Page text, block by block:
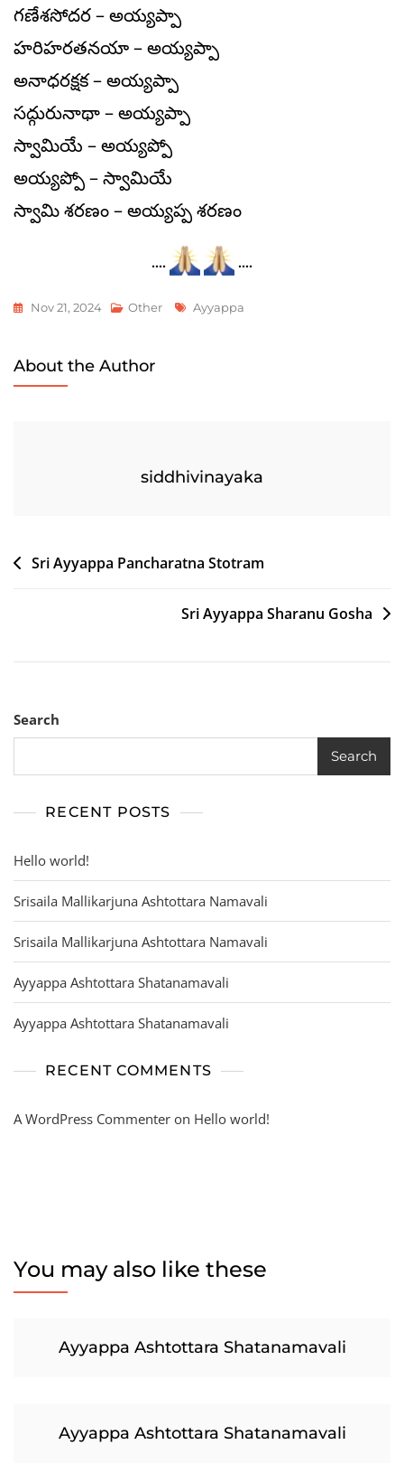
గణేశసోదర – అయ్యప్పా
హరిహరతనయా – అయ్యప్పా
అనాధరక్షక – అయ్యప్పా
సద్గురునాథా – అయ్యప్పా
స్వామియే – అయ్యప్పో
అయ్యప్పో – స్వామియే
స్వామి శరణం – అయ్యప్ప శరణం
…. ….
Nov 21, 2024 Other Tags
Ayyappa
About the Author
siddhivinayaka
Post
Sri Ayyappa Pancharatna Stotram
Sri Ayyappa Sharanu Gosha
Search
Search
RECENT POSTS
Hello world!
Srisaila Mallikarjuna Ashtottara Namavali
Srisaila Mallikarjuna Ashtottara Namavali
Ayyappa Ashtottara Shatanamavali
Ayyappa Ashtottara Shatanamavali
RECENT COMMENTS
A WordPress Commenter on Hello world!
You may also like these
Ayyappa Ashtottara Shatanamavali
Ayyappa Ashtottara Shatanamavali